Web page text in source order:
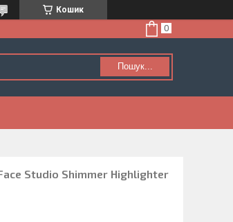
Кошик
Пошук...
Studio Shimmer Highlighter